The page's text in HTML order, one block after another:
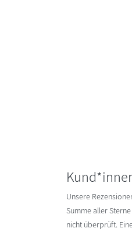
Unsere
Summe aller
nicht überprüft.